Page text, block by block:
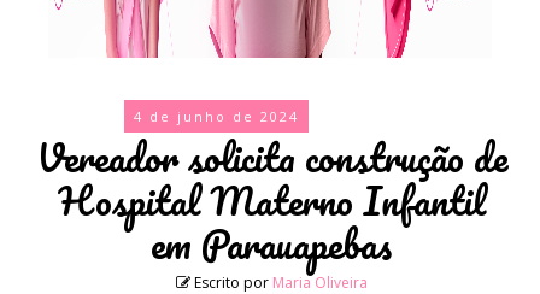
4 de junho de 2024
Vereador solicita construção de
Hospital Materno Infantil
em Parauapebas
Escrito por Maria Oliveira